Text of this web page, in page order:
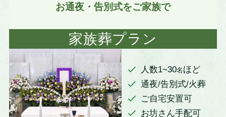
お通夜・告別式をご家族で
家族葬プラン
人数1~30名 ほど
通夜/告別式/火葬
ご自宅安置可
お坊さん手配可